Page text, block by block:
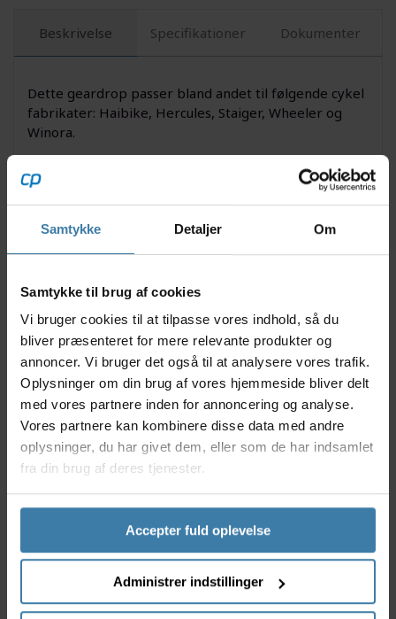
Samtykke Detaljer Om
Samtykke til brug af cookies
Vi bruger cookies til at tilpasse vores indhold, så du
bliver præsenteret for mere relevante produkter og
annoncer. Vi bruger det også til at analysere vores trafik.
Oplysninger om din brug af vores hjemmeside bliver delt
med vores partnere inden for annoncering og analyse.
Vores partnere kan kombinere disse data med andre
oplysninger, du har givet dem, eller som de har indsamlet
fra din brug af deres tjenester.
Accepter fuld oplevelse
Administrer indstillinger
Beskrivelse Specifikationer Dokumenter
Dette geardrop passer bland andet til følgende cykel
fabrikater: Haibike, Hercules, Staiger, Wheeler og
Winora.
Ovenstående oplysninger kommer fra fabrikanten,
men geardroppet kan også passe på tværs af andre,
det afgørende for om de passer, er udformningen af
geardroppet.
fabrikat alle fremgår og er gengivet i forholdet 1:1.
Det er vigtigt at du sørger for at printe denne PDF fil,
og laver en sammenligning mellem det geardrop du
har beskadiget og de geardrop der er vist på PDF
filen.
Efterfølgende bestiller du blot det varenummer som
matcher dit geardrop.
Det er vigtigt at de stemmer 100% overens, så du
sikrer dig, at geardroppet passer på din cykel.
Geardrop er den del, der forbinder cyklens
bagskifter til stellet på cyklen. De fleste
stelfabrikanter producerer deres stel med geardrop
som en udskiftelig del; med det formål, at kunne
beskadige geardroppet, enten ved at cyklen har
været væltet eller på anden vis.